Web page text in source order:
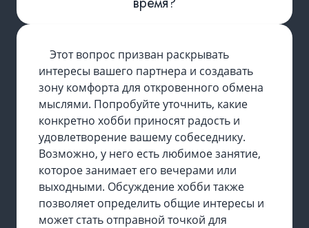
Этот вопрос призван раскрывать
интересы вашего партнера и создавать
зону комфорта для откровенного обмена
мыслями. Попробуйте уточнить, какие
конкретно хобби приносят радость и
удовлетворение вашему собеседнику.
Возможно, у него есть любимое занятие,
которое занимает его вечерами или
выходными. Обсуждение хобби также
позволяет определить общие интересы и
может стать отправной точкой для